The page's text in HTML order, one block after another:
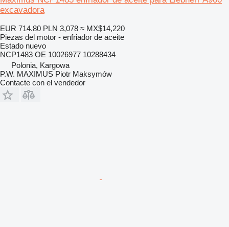
excavadora
EUR 714.80 PLN 3,078 ≈ MX$14,220
Piezas del motor - enfriador de aceite
Estado nuevo
NCP1483 OE 10026977 10288434
Polonia, Kargowa
P.W. MAXIMUS Piotr Maksymów
Contacte con el vendedor